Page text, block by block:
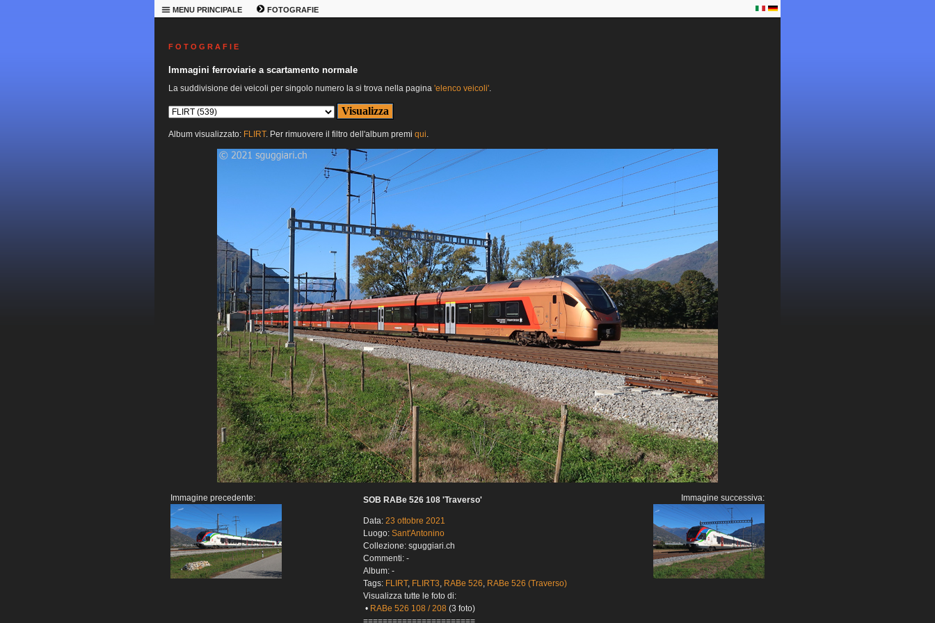
MENU PRINCIPALE FOTOGRAFIE
F O T O G R A F I E
Immagini ferroviarie a scartamento normale
La suddivisione dei veicoli per singolo numero la si trova nella pagina 'elenco veicoli'.
Album visualizzato: FLIRT. Per rimuovere il filtro dell'album premi qui.
Immagine precedente: SOB RABe 526 108 'Traverso'
Data: 23 ottobre 2021
Luogo: Sant'Antonino
Collezione: sguggiari.ch
Commenti: -
Album: -
Tags: FLIRT, FLIRT3, RABe 526, RABe 526 (Traverso)
Visualizza tutte le foto di:
• RABe 526 108 / 208 (3 foto)
Immagine successiva: